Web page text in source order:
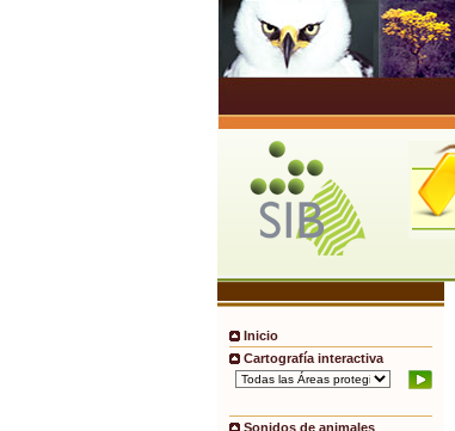
Inicio
Cartografía interactiva
Sonidos de animales